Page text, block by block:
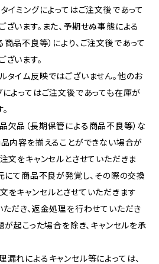
イミングによってはご注文後であって
います。また、予期せぬ事態による
品不良等）により、ご注文後であって
います。
イム反映ではございません。他のお
よってはご注文後であっても在庫が
品（長期保管による商品不良等）な
品内容を揃えることができない場合が
文をキャンセルとさせていただきま
にて商品不良が発覚し、その際の交換
をキャンセルとさせていただきます
ただき、返金処理を行わせていただき
が起こった場合を除き、キャンセルを承
れによるキャンセル等によっては、